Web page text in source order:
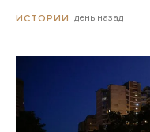
ИСТОРИИ день назад